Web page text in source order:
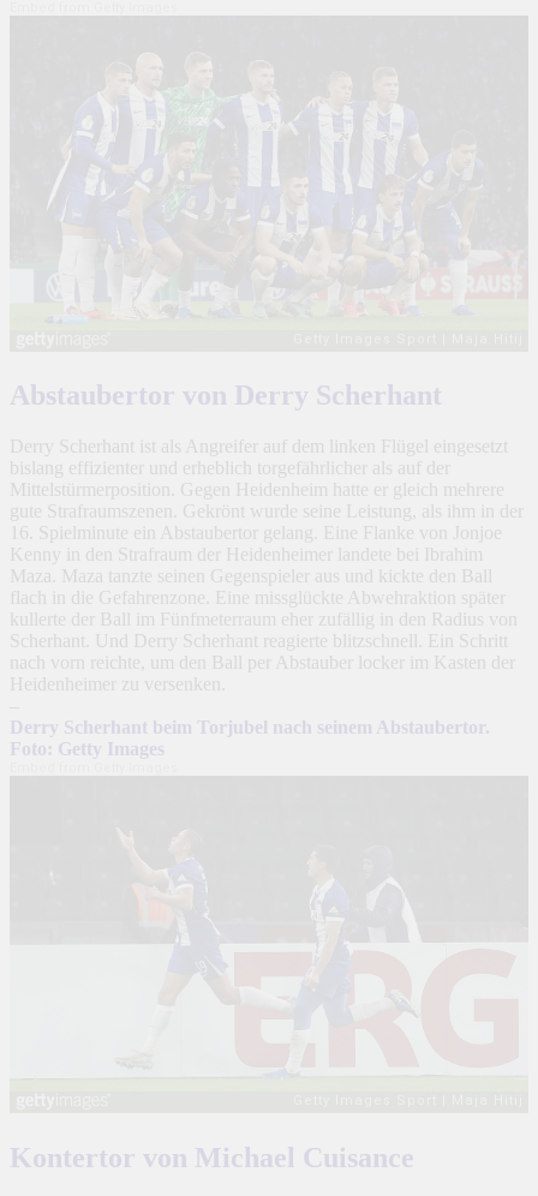
Abstaubertor von Derry Scherhant
Derry Scherhant ist als Angreifer auf dem linken Flügel eingesetzt
bislang effizienter und erheblich torgefährlicher als auf der
Mittelstürmerposition. Gegen Heidenheim hatte er gleich mehrere
gute Strafraumszenen. Gekrönt wurde seine Leistung, als ihm in der
16. Spielminute ein Abstaubertor gelang. Eine Flanke von Jonjoe
Kenny in den Strafraum der Heidenheimer landete bei Ibrahim
Maza. Maza tanzte seinen Gegenspieler aus und kickte den Ball
flach in die Gefahrenzone. Eine missglückte Abwehraktion später
kullerte der Ball im Fünfmeterraum eher zufällig in den Radius von
Scherhant. Und Derry Scherhant reagierte blitzschnell. Ein Schritt
nach vorn reichte, um den Ball per Abstauber locker im Kasten der
Heidenheimer zu versenken.
Derry Scherhant beim Torjubel nach seinem Abstaubertor.
Foto: Getty Images
Kontertor von Michael Cuisance